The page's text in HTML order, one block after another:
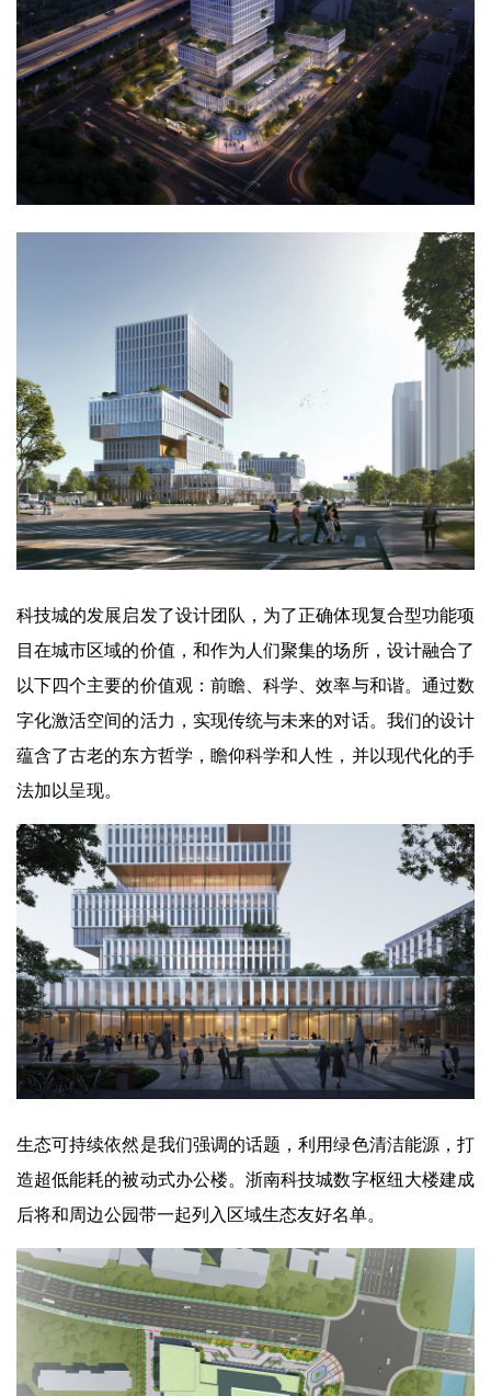
科技城的发展启发了设计团队，为了正确体现复合型功能项
目在城市区域的价值，和作为人们聚集的场所，设计融合了
以下四个主要的价值观：前瞻、科学、效率与和谐。通过数
字化激活空间的活力，实现传统与未来的对话。我们的设计
蕴含了古老的东方哲学，瞻仰科学和人性，并以现代化的手
法加以呈现。
生态可持续依然是我们强调的话题，利用绿色清洁能源，打
造超低能耗的被动式办公楼。浙南科技城数字枢纽大楼建成
后将和周边公园带一起列入区域生态友好名单。